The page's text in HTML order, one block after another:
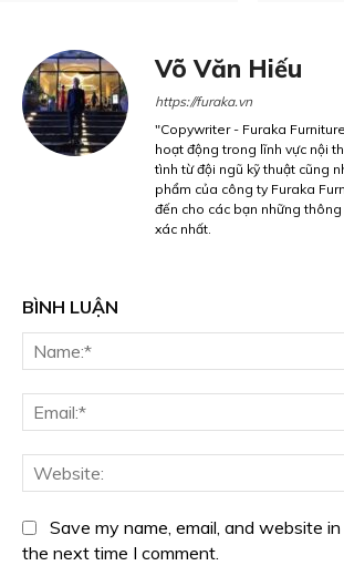
Võ Văn Hiếu
https://furaka.vn
"Copywriter - Furaka
hoạt động trong lĩnh vực nội
tình từ đội ngũ kỹ thuật cũng
phẩm của công ty Furaka
đến cho các bạn những
xác nhất.
BÌNH LUẬN
Save my name, email, and website
the next time I comment.